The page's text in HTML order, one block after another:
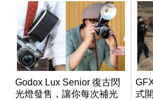
Godox Lux Senior 復古閃
光燈發售，讓你每次補光
式